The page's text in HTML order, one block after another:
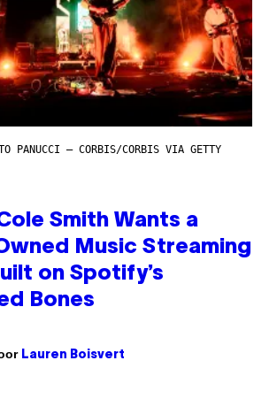
PANUCCI – CORBIS/CORBIS VIA GETTY
Smith Wants a
Music Streaming
on Spotify’s
Bones
Lauren Boisvert